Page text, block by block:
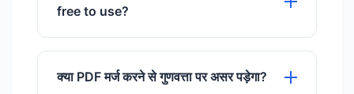
free to use?
Yes, our PDF फ़ाइलों को ऑनलाइन मर्ज करें tool
is 100% free to use with no hidden
क्या PDF मर्ज करने से गुणवत्ता पर असर पड़ेगा?